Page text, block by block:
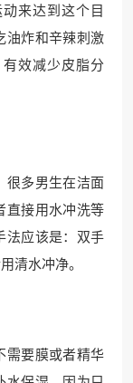
来达到这个目
油炸和辛辣刺激
效减少皮脂分
很多男生在洁面
直接用水冲洗等
法应该是：双手
清水冲净。
需要膜或者精华